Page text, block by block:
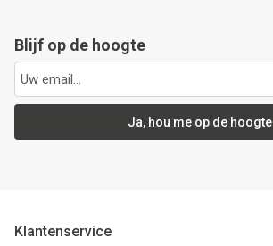
Blijf op de hoogte
Ja, hou me op de hoogte
Klantenservice